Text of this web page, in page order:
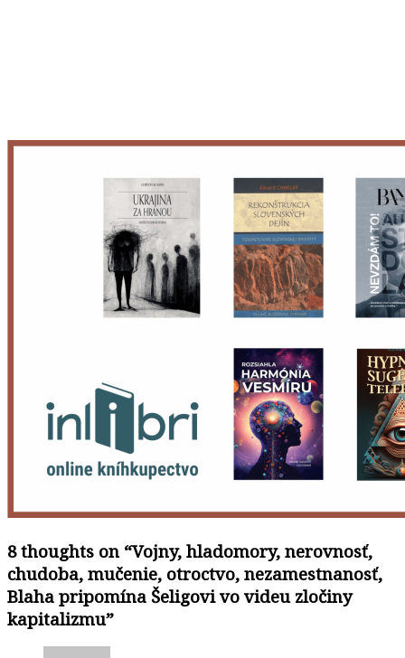
8 thoughts on “Vojny, hladomory, nerovnosť,
chudoba, mučenie, otroctvo, nezamestnanosť,
Blaha pripomína Šeligovi vo videu zločiny
kapitalizmu”